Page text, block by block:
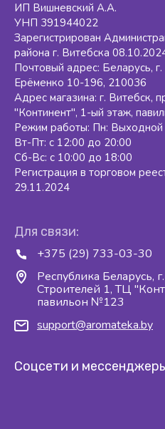
Для связи:
+375 (29) 733-03-30
Республика Беларусь,
Строителей 1, ТЦ
павильон №123
support@aromateka.by
Соцсети и
ИП Вишневский А.А.
УНП 391944022
Зарегистрирован
района г. Витебска
Почтовый адрес: Беларусь,
Ерёменко 10-196, 210036
Адрес магазина: г. Витебск,
"Континент", 1-ый этаж,
Режим работы: Пн: Выходной
Вт-Пт: с 12:00 до 20:00
Сб-Вс: с 10:00 до 18:00
Регистрация в торговом
29.11.2024